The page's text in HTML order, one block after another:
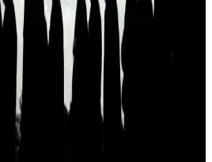
ve Özellikleri: Antep
ve kakao içerikleriyle kahvaltı ve
ürünlerdir. Çeşitleri, paketleri ve
sunar.
ve Sağlıklı Kahvaltı
Yeri